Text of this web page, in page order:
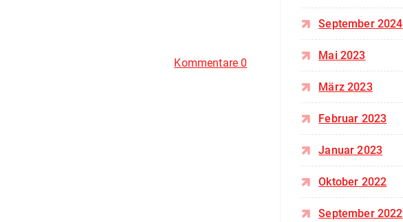
Kommentare 0
September 2024
Mai 2023
März 2023
Februar 2023
Januar 2023
Oktober 2022
September 2022